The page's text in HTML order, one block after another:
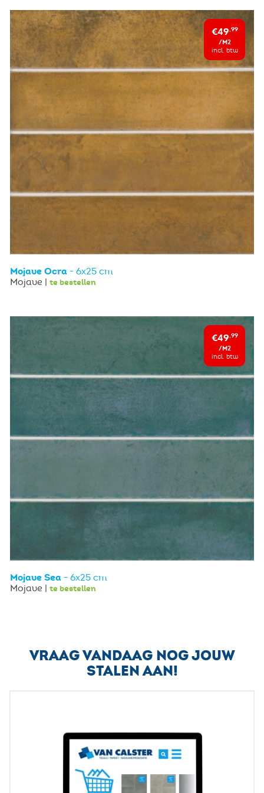
€49,99
/M2
incl. btw
Mojave Ocra - 6x25 cm
Mojave | te bestellen
€49,99
/M2
incl. btw
Mojave Sea - 6x25 cm
Mojave | te bestellen
VRAAG VANDAAG NOG JOUW
STALEN AAN!